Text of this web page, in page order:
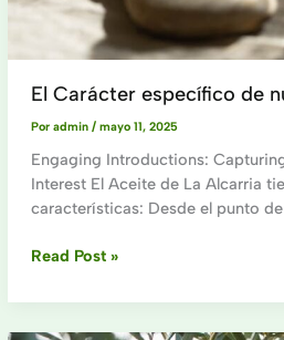
El Carácter específico de
Por admin / mayo 11, 2025
Engaging Introductions:
Interest El Aceite de La Alcarria
características: Desde el punto
El
específico
Read Post »